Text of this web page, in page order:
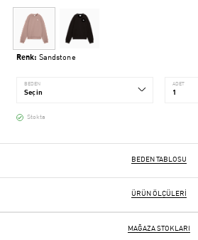
Renk: Sandstone
BEDEN ADET
Stokta
BEDEN TABLOSU
ÜRÜN ÖLÇÜLERI
MAĞAZA STOKLARI